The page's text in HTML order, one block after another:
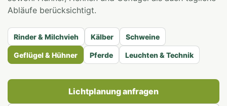
Abläufe berücksichtigt.
Rinder & Milchvieh Kälber Schweine
Geflügel & Hühner Pferde Leuchten & Technik
Lichtplanung anfragen